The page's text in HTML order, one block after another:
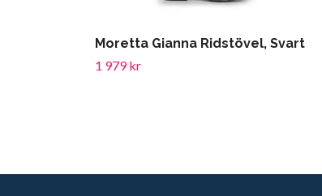
Moretta Gianna Ridstövel, Svart
1 979 kr